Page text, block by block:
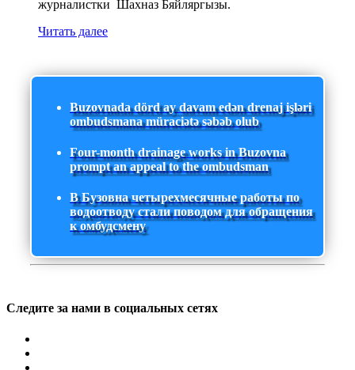
журналистки Шахназ Бяйляргызы.
Читать далее
Buzovnada dörd ay davam edən drenaj işləri
ombudsmana müraciətə səbəb olub
Four-month drainage works in Buzovna
prompt an appeal to the ombudsman
В Бузовна четырехмесячные работы по
водоотводу стали поводом для обращения
к омбудсмену
Следите за нами в социальных сетях